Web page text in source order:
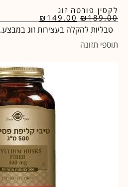
לקסין פורטה זוג
₪189.00
₪ 149.00
טבליות להקלה בעצירות זוג במבצע.
תוספי תזונה